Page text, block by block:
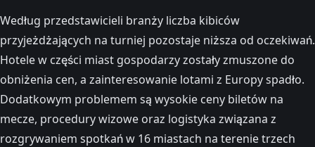
Według przedstawicieli branży liczba kibiców
przyjeżdżających na turniej pozostaje niższa od oczekiwań.
Hotele w części miast gospodarzy zostały zmuszone do
obniżenia cen, a zainteresowanie lotami z Europy spadło.
Dodatkowym problemem są wysokie ceny biletów na
mecze, procedury wizowe oraz logistyka związana z
rozgrywaniem spotkań w 16 miastach na terenie trzech